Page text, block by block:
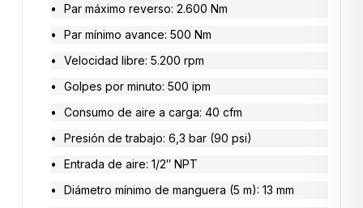
Par máximo reverso: 2.600 Nm
Par mínimo avance: 500 Nm
Velocidad libre: 5.200 rpm
Golpes por minuto: 500 ipm
Consumo de aire a carga: 40 cfm
Presión de trabajo: 6,3 bar (90 psi)
Entrada de aire: 1/2″ NPT
Diámetro mínimo de manguera (5 m): 13 mm